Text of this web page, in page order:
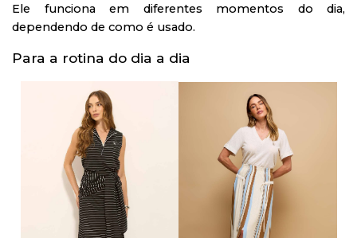
Ele funciona em diferentes momentos do dia,
dependendo de como é usado.
Para a rotina do dia a dia